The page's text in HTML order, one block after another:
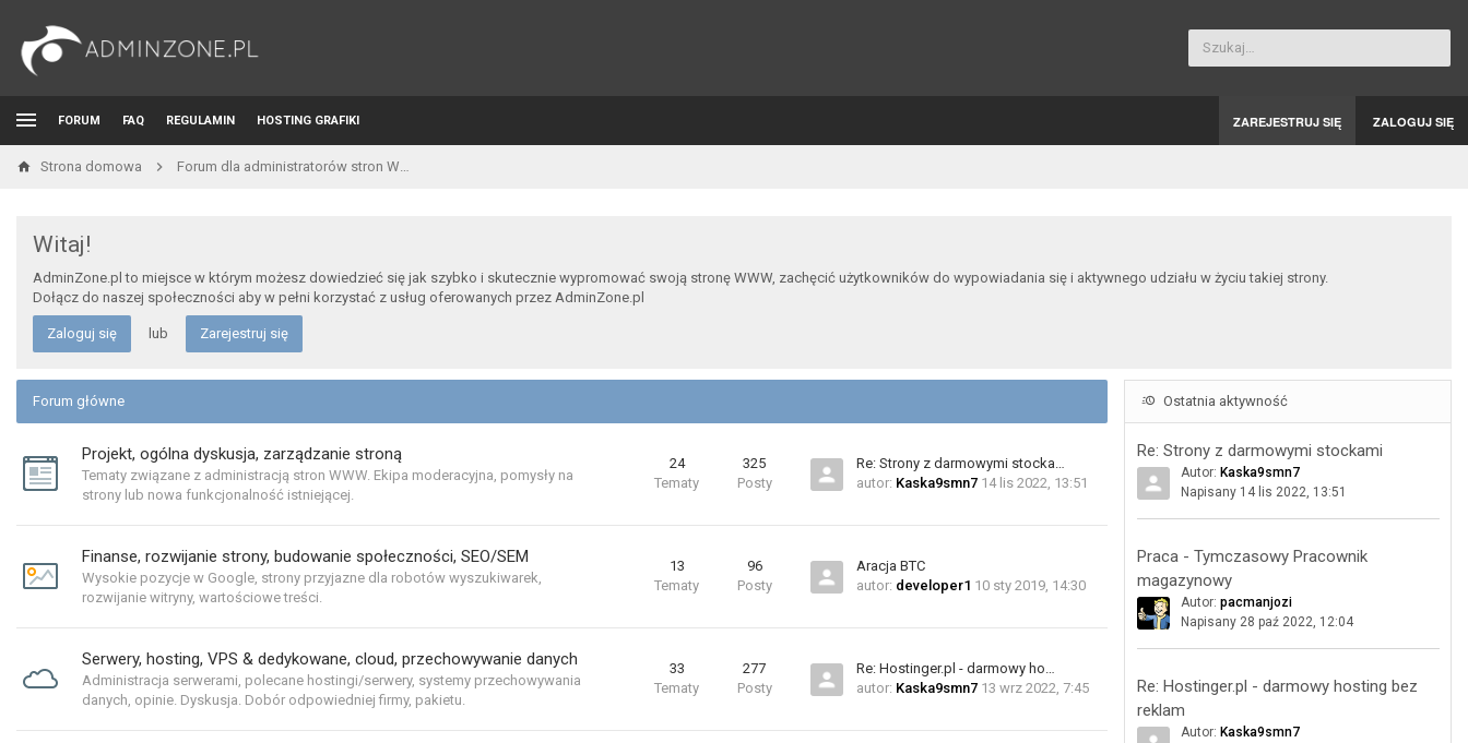
Szukaj…
FORUM FAQ REGULAMIN HOSTING GRAFIKI ZAREJESTRUJ SIĘ ZALOGUJ SIĘ
Strona domowa Forum dla administratorów stron WWW i developerów
Witaj!
AdminZone.pl to miejsce w którym możesz dowiedzieć się jak szybko i skutecznie wypromować swoją stronę WWW, zachęcić użytkowników do wypowiadania się i aktywnego udziału w życiu takiej strony.
Dołącz do naszej społeczności aby w pełni korzystać z usług oferowanych przez AdminZone.pl
Zaloguj się lub Zarejestruj się
Forum główne
Projekt, ogólna dyskusja, zarządzanie stroną
Tematy związane z administracją stron WWW. Ekipa moderacyjna, pomysły na
strony lub nowa funkcjonalność istniejącej.
24
Tematy
325
Posty
Re: Strony z darmowymi stocka…
autor: Kaska9smn7 14 lis 2022, 13:51
Finanse, rozwijanie strony, budowanie społeczności, SEO/SEM
Wysokie pozycje w Google, strony przyjazne dla robotów wyszukiwarek,
rozwijanie witryny, wartościowe treści.
13
Tematy
96
Posty
Aracja BTC
autor: developer1 10 sty 2019, 14:30
Serwery, hosting, VPS & dedykowane, cloud, przechowywanie danych
Administracja serwerami, polecane hostingi/serwery, systemy przechowywania
danych, opinie. Dyskusja. Dobór odpowiedniej firmy, pakietu.
33
Tematy
277
Posty
Re: Hostinger.pl - darmowy ho…
autor: Kaska9smn7 13 wrz 2022, 7:45
Ostatnia aktywność
Re: Strony z darmowymi stockami
Autor: Kaska9smn7
Napisany 14 lis 2022, 13:51
Praca - Tymczasowy Pracownik
magazynowy
Autor: pacmanjozi
Napisany 28 paź 2022, 12:04
Re: Hostinger.pl - darmowy hosting bez
reklam
Autor: Kaska9smn7